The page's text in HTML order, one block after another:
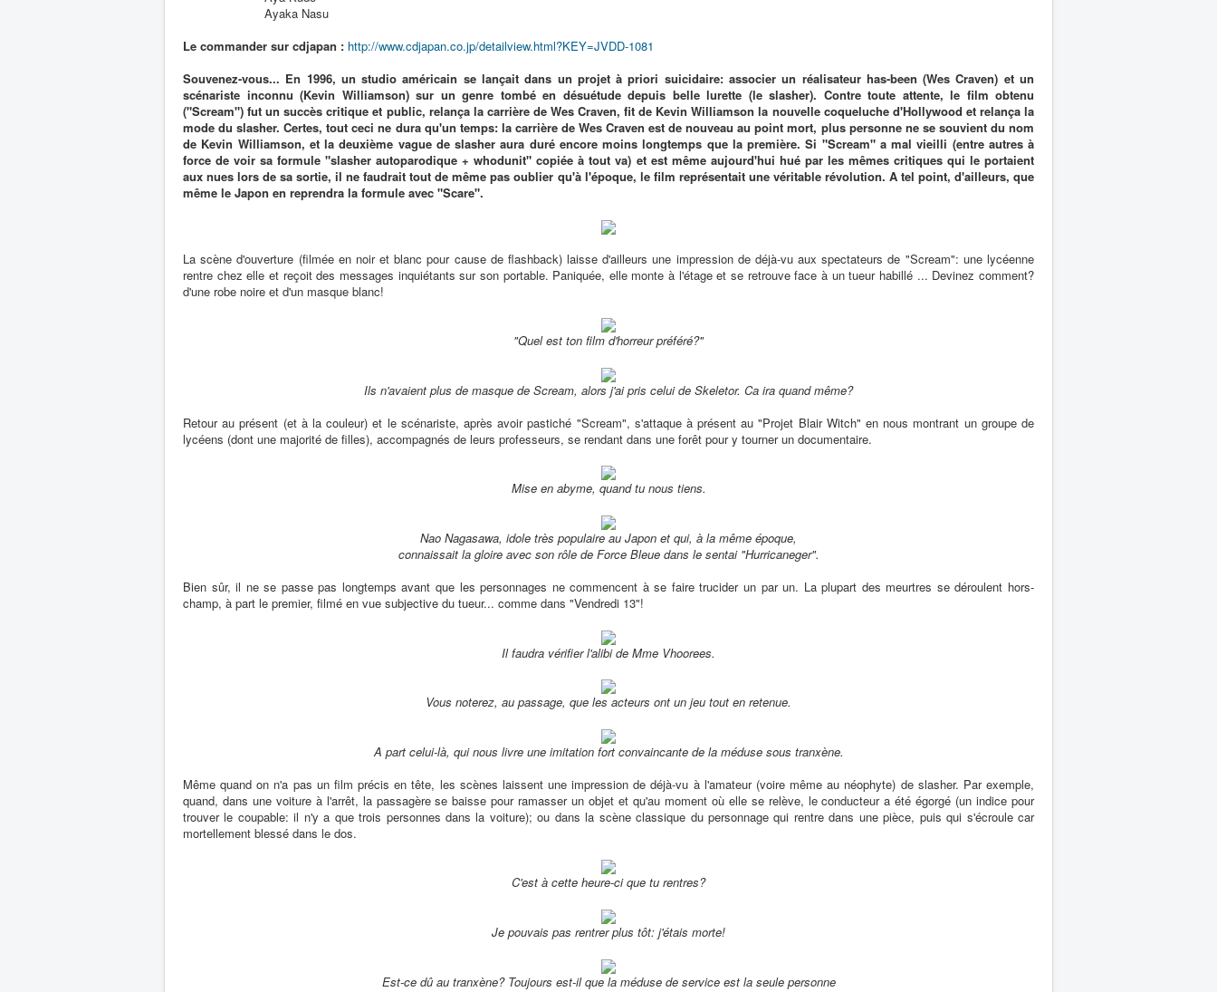
Ayaka Nasu
Le commander sur cdjapan : http://www.cdjapan.co.jp/detailview.html?KEY=JVDD-1081
Souvenez-vous... En 1996, un studio américain se lançait dans un projet à priori suicidaire: associer un réalisateur has-been (Wes Craven) et un
scénariste inconnu (Kevin Williamson) sur un genre tombé en désuétude depuis belle lurette (le slasher). Contre toute attente, le film obtenu
("Scream") fut un succès critique et public, relança la carrière de Wes Craven, fit de Kevin Williamson la nouvelle coqueluche d'Hollywood et relança la
mode du slasher. Certes, tout ceci ne dura qu'un temps: la carrière de Wes Craven est de nouveau au point mort, plus personne ne se souvient du nom
de Kevin Williamson, et la deuxième vague de slasher aura duré encore moins longtemps que la première. Si "Scream" a mal vieilli (entre autres à
force de voir sa formule "slasher autoparodique + whodunit" copiée à tout va) et est même aujourd'hui hué par les mêmes critiques qui le portaient
aux nues lors de sa sortie, il ne faudrait tout de même pas oublier qu'à l'époque, le film représentait une véritable révolution. A tel point, d'ailleurs, que
même le Japon en reprendra la formule avec "Scare".
La scène d'ouverture (filmée en noir et blanc pour cause de flashback) laisse d'ailleurs une impression de déjà-vu aux spectateurs de "Scream": une lycéenne
rentre chez elle et reçoit des messages inquiétants sur son portable. Paniquée, elle monte à l'étage et se retrouve face à un tueur habillé ... Devinez comment?
d'une robe noire et d'un masque blanc!
"Quel est ton film d'horreur préféré?"
Ils n'avaient plus de masque de Scream, alors j'ai pris celui de Skeletor. Ca ira quand même?
Retour au présent (et à la couleur) et le scénariste, après avoir pastiché "Scream", s'attaque à présent au "Projet Blair Witch" en nous montrant un groupe de
lycéens (dont une majorité de filles), accompagnés de leurs professeurs, se rendant dans une forêt pour y tourner un documentaire.
Mise en abyme, quand tu nous tiens.
Nao Nagasawa, idole très populaire au Japon et qui, à la même époque,
connaissait la gloire avec son rôle de Force Bleue dans le sentai "Hurricaneger".
Bien sûr, il ne se passe pas longtemps avant que les personnages ne commencent à se faire trucider un par un. La plupart des meurtres se déroulent hors-
champ, à part le premier, filmé en vue subjective du tueur... comme dans "Vendredi 13"!
Il faudra vérifier l'alibi de Mme Vhoorees.
Vous noterez, au passage, que les acteurs ont un jeu tout en retenue.
A part celui-là, qui nous livre une imitation fort convaincante de la méduse sous tranxène.
Même quand on n'a pas un film précis en tête, les scènes laissent une impression de déjà-vu à l'amateur (voire même au néophyte) de slasher. Par exemple,
quand, dans une voiture à l'arrêt, la passagère se baisse pour ramasser un objet et qu'au moment où elle se relève, le conducteur a été égorgé (un indice pour
trouver le coupable: il n'y a que trois personnes dans la voiture); ou dans la scène classique du personnage qui rentre dans une pièce, puis qui s'écroule car
mortellement blessé dans le dos.
C'est à cette heure-ci que tu rentres?
Je pouvais pas rentrer plus tôt: j'étais morte!
Est-ce dû au tranxène? Toujours est-il que la méduse de service est la seule personne